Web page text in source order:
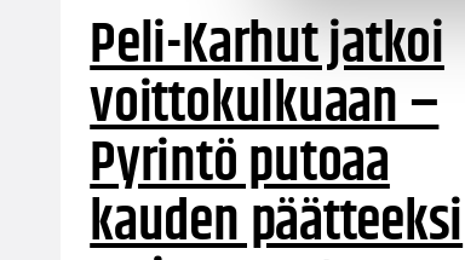
Peli-Karhut jatkoi
voittokulkuaan –
Pyrintö putoaa
kauden päätteeksi